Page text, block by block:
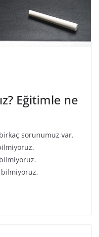
Eğitimle ne
sorunumuz var.
bilmiyoruz.
bilmiyoruz.